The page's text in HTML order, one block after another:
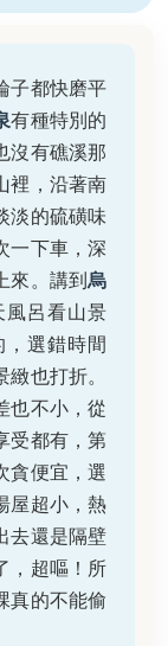
子都快磨平
有種特別的
沒有礁溪那
裡，沿著南
淡的硫磺味
一下車，深
來。講到烏
風呂看山景
選錯時間
也打折。
也不小，從
受都有，第
貪便宜，選
屋超小，熱
去還是隔壁
，超嘔！所
真的不能偷